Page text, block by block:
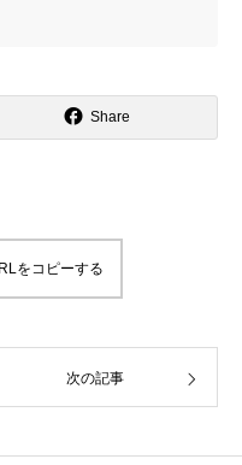
Share
をコピーする
次の記事